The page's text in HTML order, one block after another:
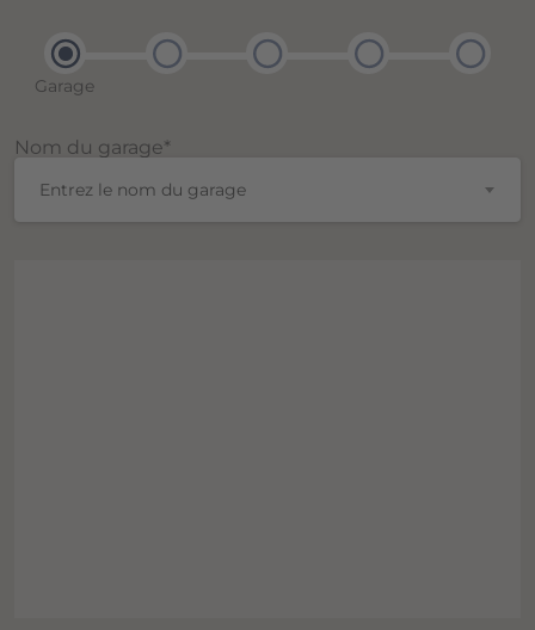
Garage
Nom du garage*
Entrez le nom du garage